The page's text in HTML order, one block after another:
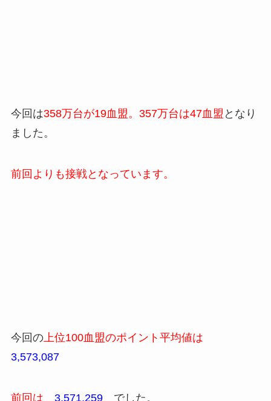
今回は358万台が19血盟。357万台は47血盟 となり
ました。
前回よりも接戦となっています。
今回の上位100血盟のポイント平均値は
3,573,087
前回は 3,571,259でした。